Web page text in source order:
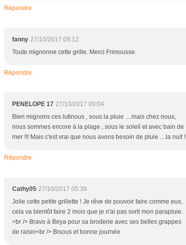
Répondre
fanny 27/10/2017 09:12
Toute mignonne cette grille. Merci Frimousse.
Répondre
PENELOPE 17 27/10/2017 09:04
Bien mignons ces lutinous , sous la pluie ....mais chez nous,
nous sommes encore à la plage , sous le soleil et avec bain de
mer !!! Mais c'est vrai que nous avons besoin de pluie ....la nuit !
Répondre
Cathy05 27/10/2017 05:39
Jolie cette petite grillette ! Je rêve de pouvoir faire comme eux,
cela va bientôt faire 2 mois que je n'ai pas sorti mon parapluie.
<br /> Bravo à Beya pour sa broderie avec ses belles grappes
de raisin<br /> Bisous et bonne journée